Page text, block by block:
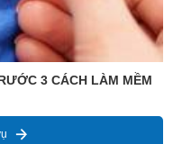
3 CÁCH LÀM MỀM